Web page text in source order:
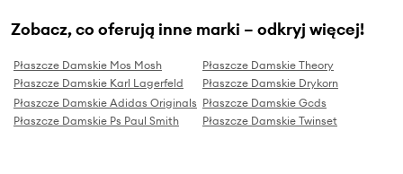
Zobacz, co oferują inne marki – odkryj więcej!
Płaszcze Damskie Mos Mosh
Płaszcze Damskie Theory
Płaszcze Damskie Karl Lagerfeld
Płaszcze Damskie Drykorn
Płaszcze Damskie Adidas Originals Płaszcze Damskie Gcds
Płaszcze Damskie Ps Paul Smith
Płaszcze Damskie Twinset